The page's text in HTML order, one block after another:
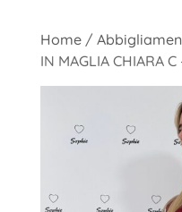
Home/
IN MAGLIA CHIARA C